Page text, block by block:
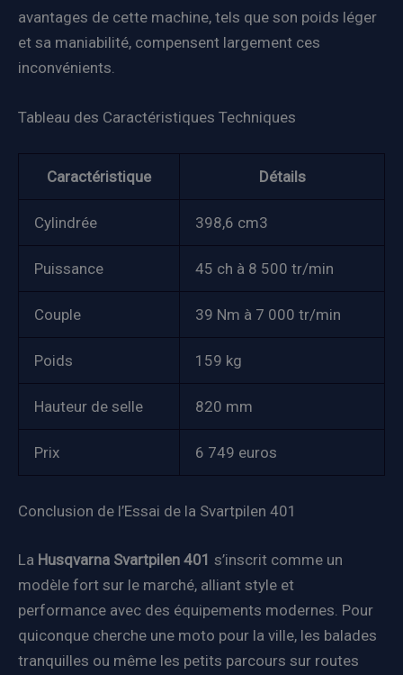
avantages de cette machine, tels que son poids léger
et sa maniabilité, compensent largement ces
inconvénients.
Tableau des Caractéristiques Techniques
Caractéristique Détails
Cylindrée 398,6 cm3
Puissance 45 ch à 8 500 tr/min
Couple 39 Nm à 7 000 tr/min
Poids 159 kg
Hauteur de selle 820 mm
Prix 6 749 euros
Conclusion de l’Essai de la Svartpilen 401
La Husqvarna Svartpilen 401 s’inscrit comme un
modèle fort sur le marché, alliant style et
performance avec des équipements modernes. Pour
quiconque cherche une moto pour la ville, les balades
tranquilles ou même les petits parcours sur routes